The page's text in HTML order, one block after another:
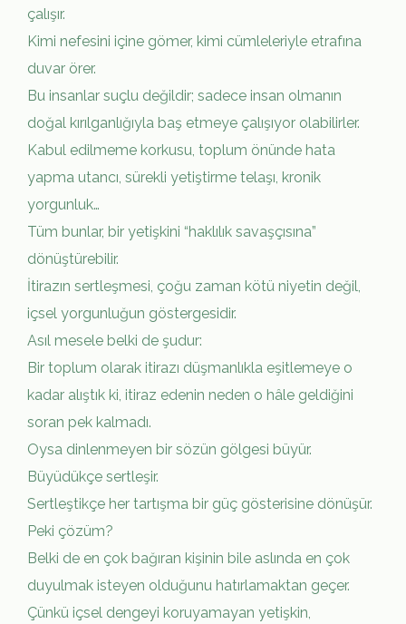
çalışır.
Kimi nefesini içine gömer, kimi cümleleriyle etrafına
duvar örer.
Bu insanlar suçlu değildir; sadece insan olmanın
doğal kırılganlığıyla baş etmeye çalışıyor olabilirler.
Kabul edilmeme korkusu, toplum önünde hata
yapma utancı, sürekli yetiştirme telaşı, kronik
yorgunluk…
Tüm bunlar, bir yetişkini “haklılık savaşçısına”
dönüştürebilir.
İtirazın sertleşmesi, çoğu zaman kötü niyetin değil,
içsel yorgunluğun göstergesidir.
Asıl mesele belki de şudur:
Bir toplum olarak itirazı düşmanlıkla eşitlemeye o
kadar alıştık ki, itiraz edenin neden o hâle geldiğini
soran pek kalmadı.
Oysa dinlenmeyen bir sözün gölgesi büyür.
Büyüdükçe sertleşir.
Sertleştikçe her tartışma bir güç gösterisine dönüşür.
Peki çözüm?
Belki de en çok bağıran kişinin bile aslında en çok
duyulmak isteyen olduğunu hatırlamaktan geçer.
Çünkü içsel dengeyi koruyamayan yetişkin,